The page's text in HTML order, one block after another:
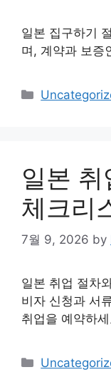
일본 집구하기
며, 계약과 보증
Categories
일본
체크리
7월 9, 2026 by
일본 취업 절차
비자 신청과 서
취업을 예약하
Categories